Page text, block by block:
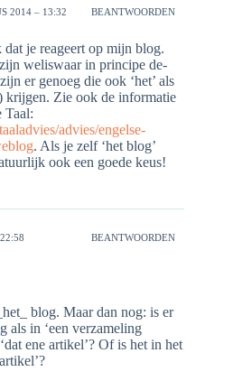
2014 – 13:32 BEANTWOORDEN
dat je reageert op mijn blog.
weliswaar in principe de-
er genoeg die ook ‘het’ als
krijgen. Zie ook de informatie
Taal:
advies/engelse-
. Als je zelf ‘het blog’
ook een goede keus!
BEANTWOORDEN
blog. Maar dan nog: is er
als in ‘een verzameling
ene artikel’? Of is het in het